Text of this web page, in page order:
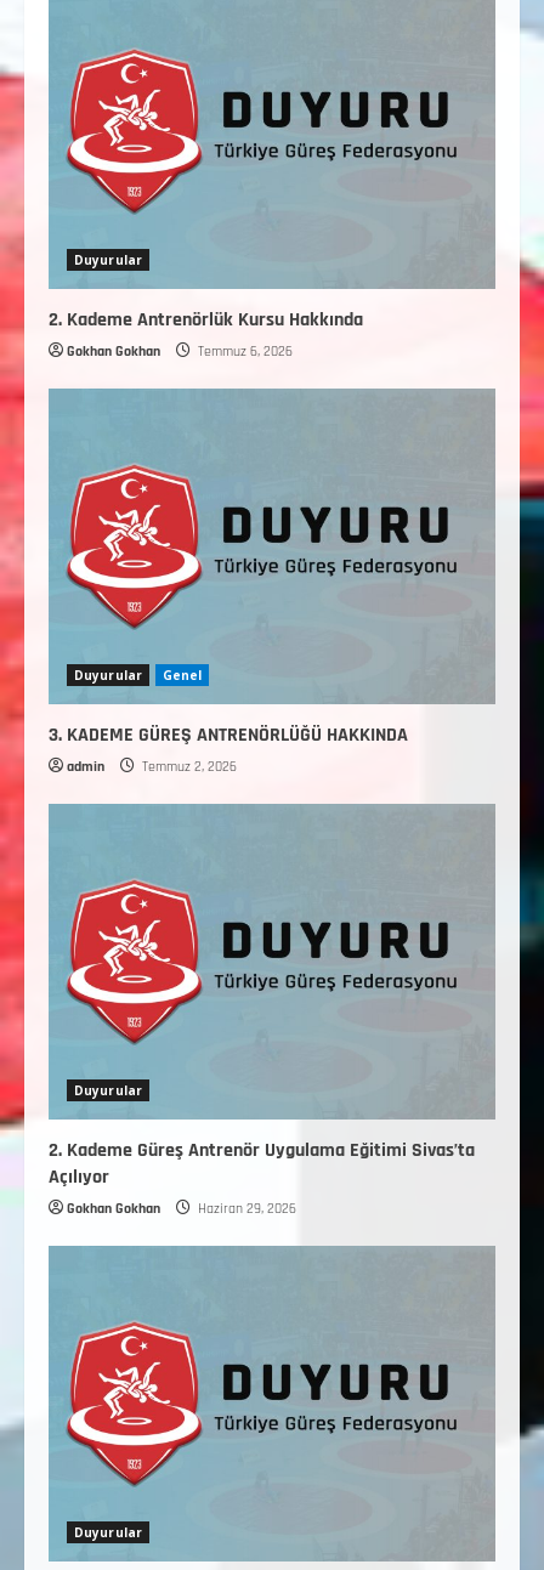
HAKKINDA
Haziran 12, 2026
Duyurular
2. Kademe Antrenörlük Kursu Hakkında
Gokhan Gokhan Temmuz 6, 2026
Duyurular Genel
3. KADEME GÜREŞ ANTRENÖRLÜĞÜ HAKKINDA
admin Temmuz 2, 2026
Duyurular
2. Kademe Güreş Antrenör Uygulama Eğitimi Sivas’ta
Açılıyor
Gokhan Gokhan Haziran 29, 2026
Duyurular